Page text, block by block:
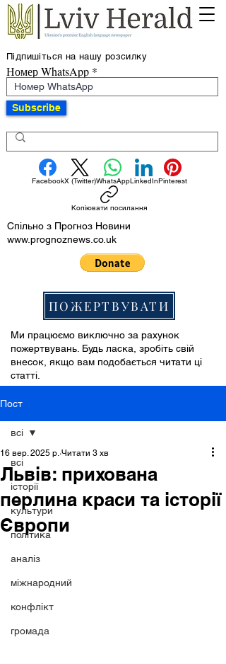
Підпишіться на нашу розсилку
Номер WhatsApp
Subscribe
FacebookX (Twitter)WhatsAppLinkedInPinterest
Копіювати посилання
Спільно з Прогноз Новини
www.prognoznews.co.uk
ПОЖЕРТВУВАТИ
Ми працюємо виключно за рахунок
пожертвувань. Будь ласка, зробіть свій
внесок, якщо вам подобається читати ці
статті.
Пост
всі
історії
культури
політика
аналіз
міжнародний
конфлікт
громада
всі
Львів: прихована
перлина краси та історії
Європи
16 вер. 2025 р. Читати 3 хв